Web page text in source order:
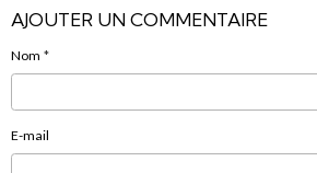
AJOUTER UN COMMENTAIRE
Nom
E-mail